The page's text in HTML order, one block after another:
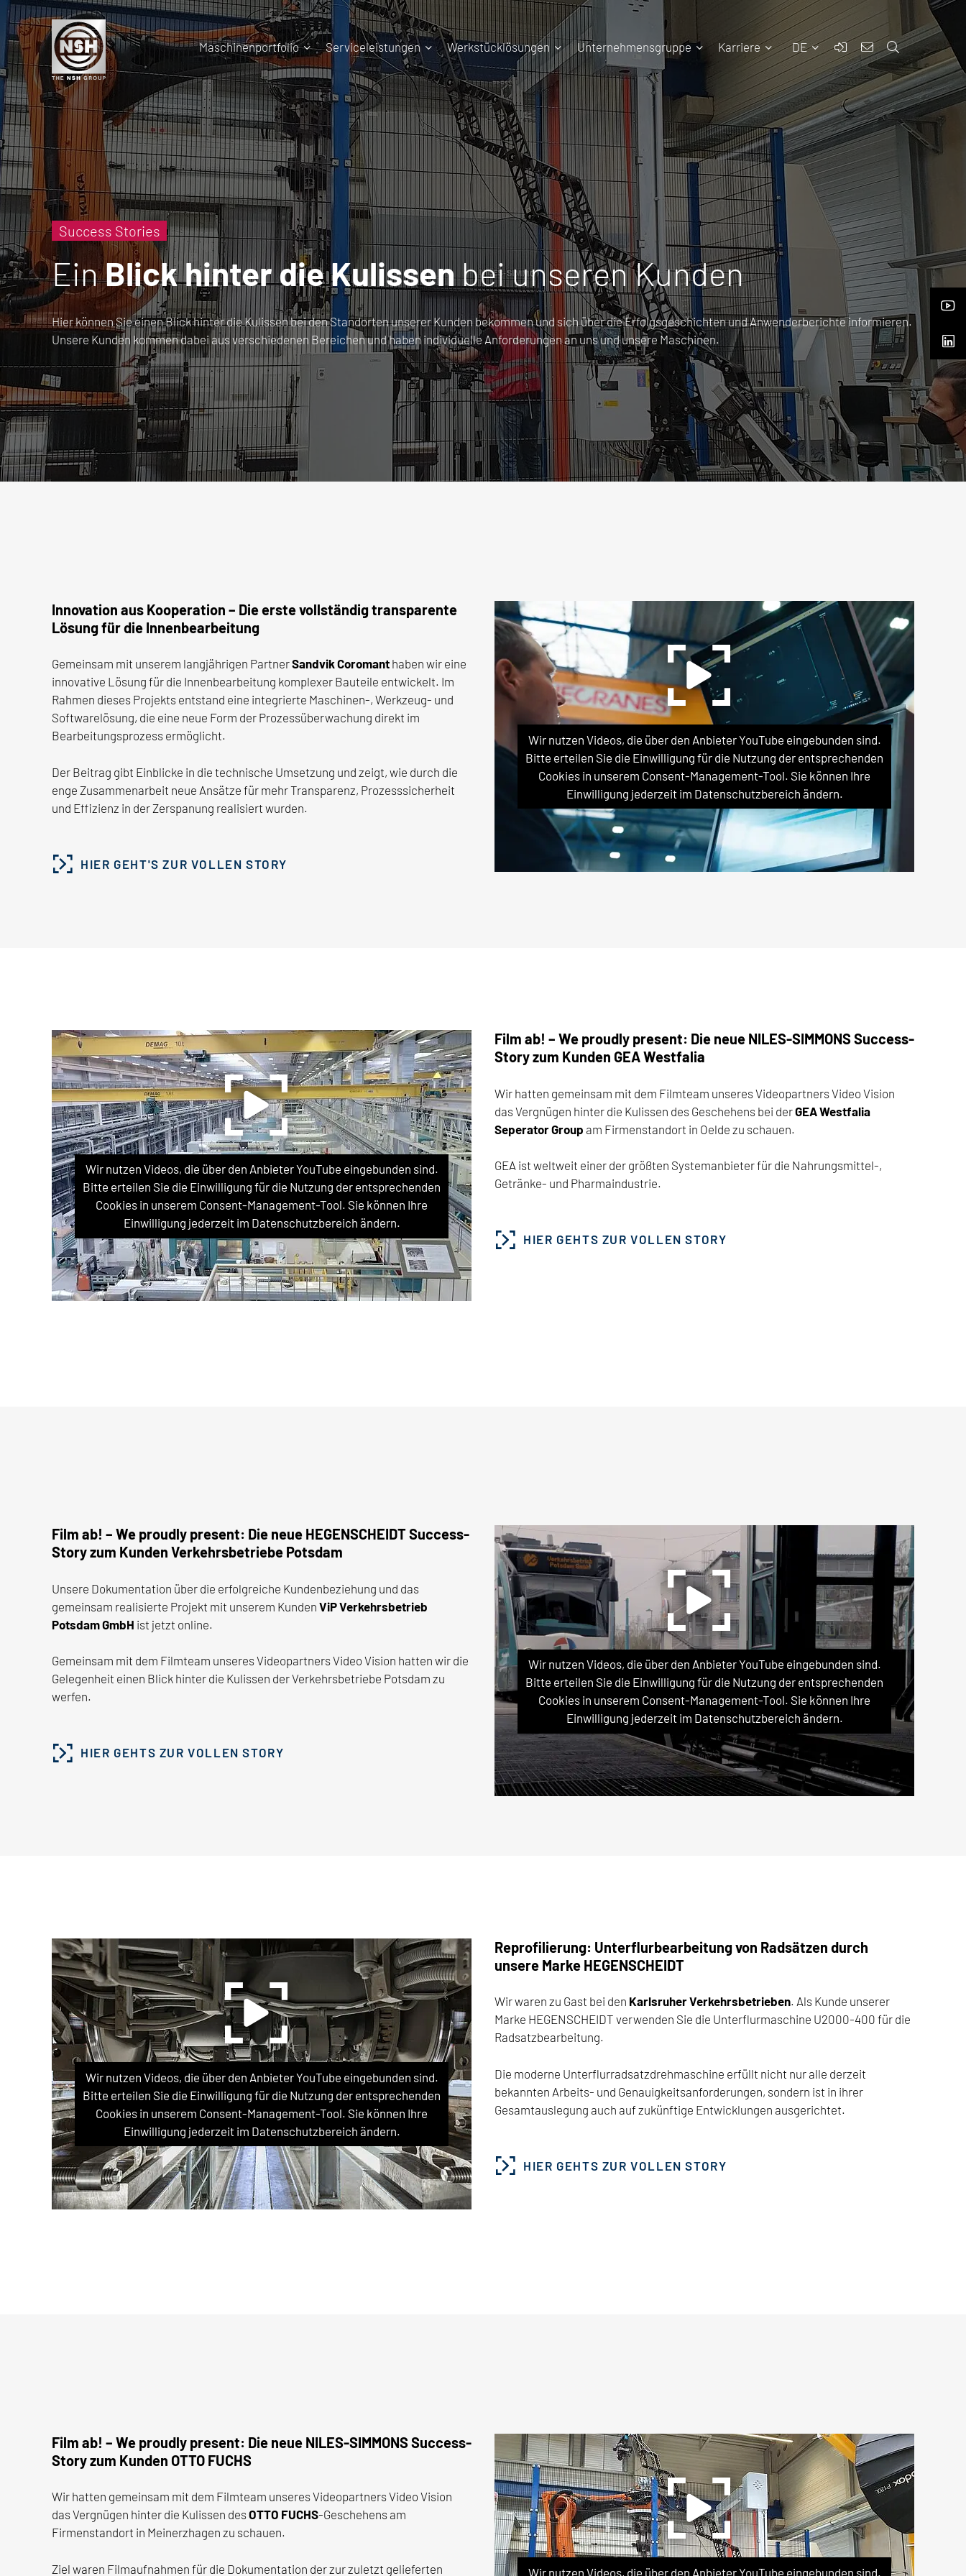
Maschinenportfolio Serviceleistungen Werkstücklösungen Unternehmensgruppe Karriere DE
Success Stories
EinBlick hinter die Kulissenbei unseren Kunden
Hier können Sie einen Blick hinter die Kulissen bei den Standorten unserer Kunden bekommen und sich über die Erfolgsgeschichten und Anwenderberichte informieren.
Unsere Kunden kommen dabei aus verschiedenen Bereichen und haben individuelle Anforderungen an uns und unsere Maschinen.
Innovation aus Kooperation – Die erste vollständig transparente
Lösung für die Innenbearbeitung
Gemeinsam mit unserem langjährigen PartnerSandvik Coromant haben wir eine
innovative Lösung für die Innenbearbeitung komplexer Bauteile entwickelt. Im
Rahmen dieses Projekts entstand eine integrierte Maschinen-, Werkzeug- und
Softwarelösung, die eine neue Form der Prozessüberwachung direkt im
Bearbeitungsprozess ermöglicht.
Der Beitrag gibt Einblicke in die technische Umsetzung und zeigt, wie durch die
enge Zusammenarbeit neue Ansätze für mehr Transparenz, Prozesssicherheit
und Effizienz in der Zerspanung realisiert wurden.
HIER GEHT'S ZUR VOLLEN STORY
Wir nutzen Videos, die über den Anbieter YouTube eingebunden sind.
Bitte erteilen Sie die Einwilligung für die Nutzung der entsprechenden
Cookies in unserem Consent-Management-Tool. Sie können Ihre
Einwilligung jederzeit im Datenschutzbereich ändern.
Wir nutzen Videos, die über den Anbieter YouTube eingebunden sind.
Bitte erteilen Sie die Einwilligung für die Nutzung der entsprechenden
Cookies in unserem Consent-Management-Tool. Sie können Ihre
Einwilligung jederzeit im Datenschutzbereich ändern.
Film ab! – We proudly present: Die neue NILES-SIMMONS Success-
Story zum Kunden GEA Westfalia
Wir hatten gemeinsam mit dem Filmteam unseres Videopartners Video Vision
das Vergnügen hinter die Kulissen des Geschehens bei derGEA Westfalia
Seperator Group am Firmenstandort in Oelde zu schauen.
GEA ist weltweit einer der größten Systemanbieter für die Nahrungsmittel-,
Getränke- und Pharmaindustrie.
HIER GEHTS ZUR VOLLEN STORY
Film ab! – We proudly present: Die neue HEGENSCHEIDT Success-
Story zum Kunden Verkehrsbetriebe Potsdam
Unsere Dokumentation über die erfolgreiche Kundenbeziehung und das
gemeinsam realisierte Projekt mit unserem Kunden ViP Verkehrsbetrieb
Potsdam GmbH ist jetzt online.
Gemeinsam mit dem Filmteam unseres Videopartners Video Vision hatten wir die
Gelegenheit einen Blick hinter die Kulissen der Verkehrsbetriebe Potsdam zu
werfen.
HIER GEHTS ZUR VOLLEN STORY
Wir nutzen Videos, die über den Anbieter YouTube eingebunden sind.
Bitte erteilen Sie die Einwilligung für die Nutzung der entsprechenden
Cookies in unserem Consent-Management-Tool. Sie können Ihre
Einwilligung jederzeit im Datenschutzbereich ändern.
Wir nutzen Videos, die über den Anbieter YouTube eingebunden sind.
Bitte erteilen Sie die Einwilligung für die Nutzung der entsprechenden
Cookies in unserem Consent-Management-Tool. Sie können Ihre
Einwilligung jederzeit im Datenschutzbereich ändern.
Reprofilierung: Unterflurbearbeitung von Radsätzen durch
unsere Marke HEGENSCHEIDT
Wir waren zu Gast bei den Karlsruher Verkehrsbetrieben. Als Kunde unserer
Marke HEGENSCHEIDT verwenden Sie die Unterflurmaschine U2000-400 für die
Radsatzbearbeitung.
Die moderne Unterflurradsatzdrehmaschine erfüllt nicht nur alle derzeit
bekannten Arbeits- und Genauigkeitsanforderungen, sondern ist in ihrer
Gesamtauslegung auch auf zukünftige Entwicklungen ausgerichtet.
HIER GEHTS ZUR VOLLEN STORY
Film ab! – We proudly present: Die neue NILES-SIMMONS Success-
Story zum Kunden OTTO FUCHS
Wir hatten gemeinsam mit dem Filmteam unseres Videopartners Video Vision
das Vergnügen hinter die Kulissen desOTTO FUCHS-Geschehens am
Firmenstandort in Meinerzhagen zu schauen.
Ziel waren Filmaufnahmen für die Dokumentation der zur zuletzt gelieferten Wir nutzen Videos, die über den Anbieter YouTube eingebunden sind.